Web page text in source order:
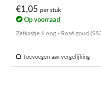
€1,05 per stuk
Op voorraad
Zetkastje 1 oog - Rosé goud
Toevoegen aan vergelijking